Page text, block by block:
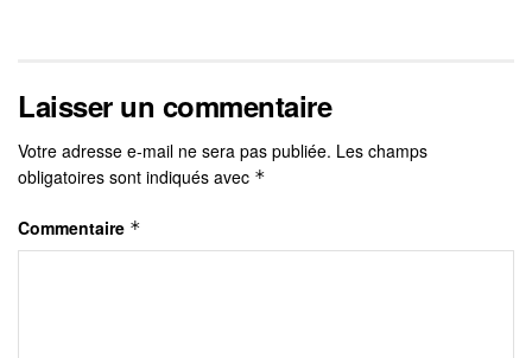
Laisser un commentaire
Votre adresse e-mail ne sera pas publiée. Les champs
obligatoires sont indiqués avec *
Commentaire *